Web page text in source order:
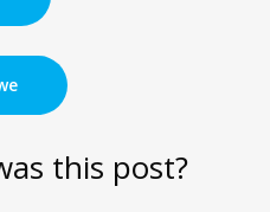
this post?